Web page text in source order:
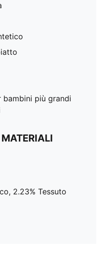
bambini più grandi
2.23% Tessuto